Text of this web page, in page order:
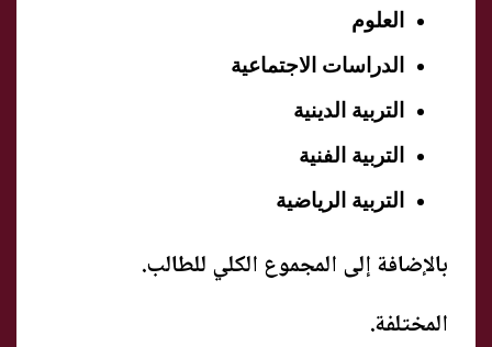
العلوم
الدراسات الاجتماعية
التربية الدينية
التربية الفنية
التربية الرياضية
بالإضافة إلى المجموع الكلي للطالب.
المختلفة.